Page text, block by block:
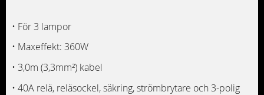
• För 3 lampor
• Maxeffekt: 360W
• 3,0m (3,3mm²) kabel
• 40A relä, reläsockel, säkring, strömbrytare och 3-polig